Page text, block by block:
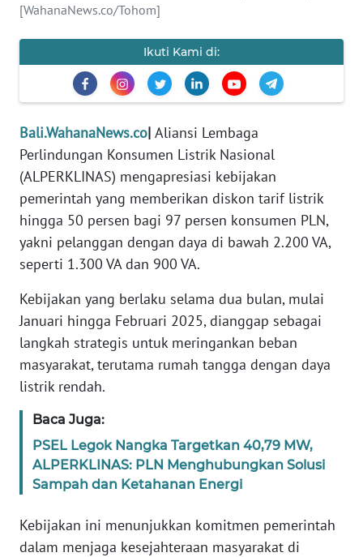
[WahanaNews.co/Tohom]
Ikuti Kami di:
Bali.WahanaNews.co| Aliansi Lembaga
Perlindungan Konsumen Listrik Nasional
(ALPERKLINAS) mengapresiasi kebijakan
pemerintah yang memberikan diskon tarif listrik
hingga 50 persen bagi 97 persen konsumen PLN,
yakni pelanggan dengan daya di bawah 2.200 VA,
seperti 1.300 VA dan 900 VA.
Kebijakan yang berlaku selama dua bulan, mulai
Januari hingga Februari 2025, dianggap sebagai
langkah strategis untuk meringankan beban
masyarakat, terutama rumah tangga dengan daya
listrik rendah.
Baca Juga:
PSEL Legok Nangka Targetkan 40,79 MW,
ALPERKLINAS: PLN Menghubungkan Solusi
Sampah dan Ketahanan Energi
Kebijakan ini menunjukkan komitmen pemerintah
dalam menjaga kesejahteraan masyarakat di
MEDIA
REDAKSI
DISCLAIMER
Wahana
News
Regional
WN
WN
JAKARTA
WN
WN
BANTEN
NTT